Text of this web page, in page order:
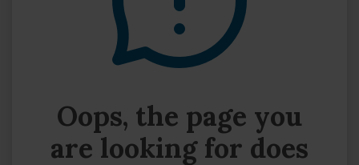
Oops, the page you
are looking for does